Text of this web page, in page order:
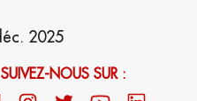
2025
SUIVEZ-NOUS SUR :